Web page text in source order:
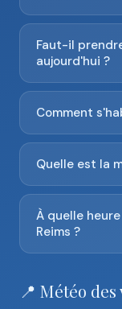
Faut-il
aujourd'hui ?
Comment
Quelle est la
À quelle
Reims ?
📍 Météo